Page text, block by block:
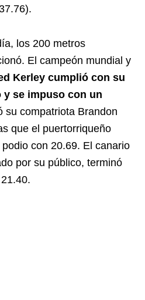
los 200 metros
El campeón mundial y
Kerley cumplió con su
se impuso con un
su compatriota Brandon
que el puertorriqueño
con 20.69. El canario
por su público, terminó